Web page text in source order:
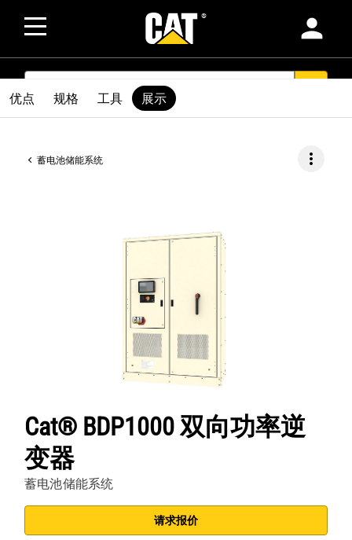
person
SEARCH
蓄电池储能系统 more_vert
Cat® BDP1000 双向功率逆
变器
蓄电池储能系统
请求报价
优点 规格 工具 展示